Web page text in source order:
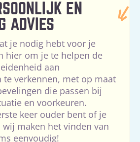
EN
ADVIES
je nodig hebt voor je
hier om je te helpen de
aan
te verkennen, met op maat
die passen bij
en voorkeuren.
keer ouder bent of je
maken het vinden van
eenvoudig!